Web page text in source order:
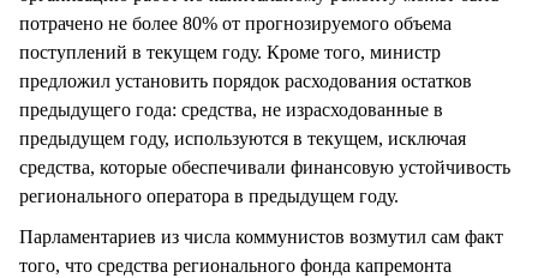
потрачено не более 80% от прогнозируемого объема
поступлений в текущем году. Кроме того, министр
предложил установить порядок расходования остатков
предыдущего года: средства, не израсходованные в
предыдущем году, используются в текущем, исключая
средства, которые обеспечивали финансовую устойчивость
регионального оператора в предыдущем году.
Парламентариев из числа коммунистов возмутил сам факт
того, что средства регионального фонда капремонта